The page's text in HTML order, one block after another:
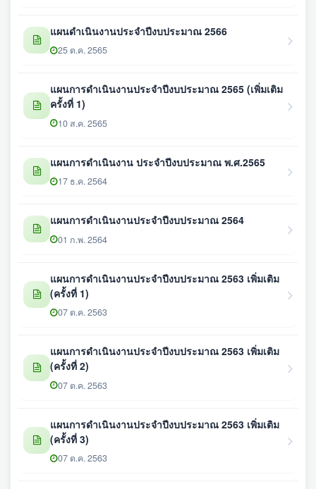
แผนดำเนินงานประจำปีงบประมาณ 2566
25 ต.ค. 2565
แผนการดำเนินงานประจำปีงบประมาณ 2565 (เพิ่มเติม
ครั้งที่ 1)
10 ส.ค. 2565
แผนการดำเนินงาน ประจำปีงบประมาณ พ.ศ.2565
17 ธ.ค. 2564
แผนการดำเนินงานประจำปีงบประมาณ 2564
01 ก.พ. 2564
แผนการดำเนินงานประจำปีงบประมาณ 2563 เพิ่มเติม
(ครั้งที่ 1)
07 ต.ค. 2563
แผนการดำเนินงานประจำปีงบประมาณ 2563 เพิ่มเติม
(ครั้งที่ 2)
07 ต.ค. 2563
แผนการดำเนินงานประจำปีงบประมาณ 2563 เพิ่มเติม
(ครั้งที่ 3)
07 ต.ค. 2563